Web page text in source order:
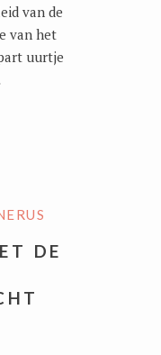
van de
van het
uurtje
DE